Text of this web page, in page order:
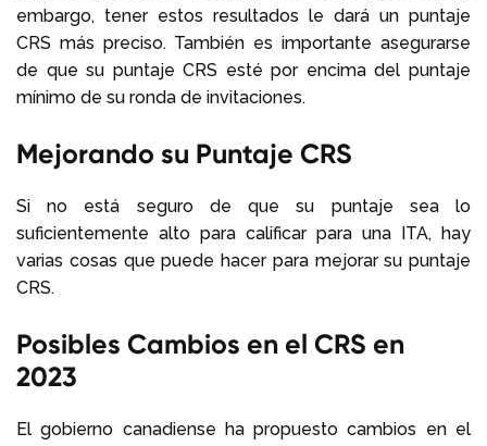
embargo, tener estos resultados le dará un puntaje
CRS más preciso. También es importante asegurarse
de que su puntaje CRS esté por encima del puntaje
mínimo de su ronda de invitaciones.
Mejorando su Puntaje CRS
Si no está seguro de que su puntaje sea lo
suficientemente alto para calificar para una ITA, hay
varias cosas que puede hacer para mejorar su puntaje
CRS.
Posibles Cambios en el CRS en
2023
El gobierno canadiense ha propuesto cambios en el